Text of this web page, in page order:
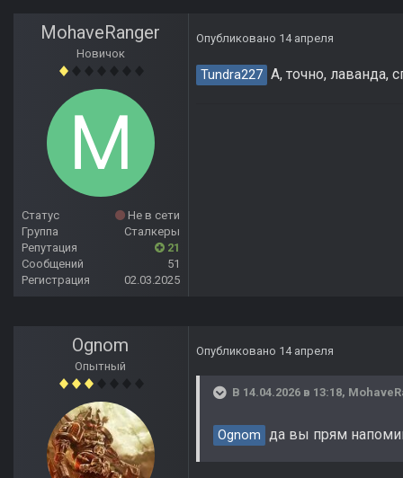
MohaveRanger
Новичок
Статус
Не в сети
Группа
Сталкеры
Репутация
21
Сообщений
51
Регистрация
02.03.2025
Опубликовано 14 апреля
Tundra227 А, точно, лаванда,
Ognom
Опытный
Опубликовано 14 апреля
В 14.04.2026 в 13:18,
Ognom да вы прям